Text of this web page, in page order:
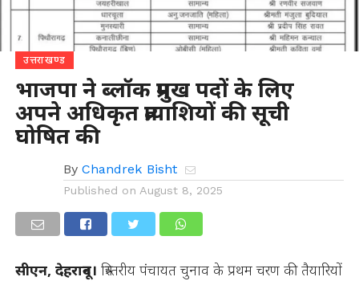
उत्तराखण्ड
भाजपा ने ब्लॉक प्रमुख पदों के लिए
अपने अधिकृत प्रत्याशियों की सूची
घोषित की
By Chandrek Bisht
Published on August 8, 2025
सीएन, देहरादून। त्रिस्तरीय पंचायत चुनाव के प्रथम चरण की तैयारियों